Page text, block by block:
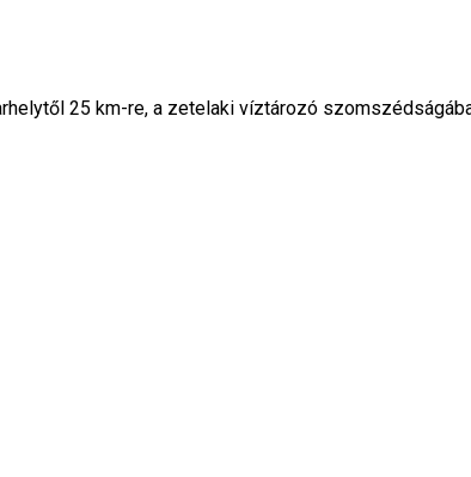
25 km-re, a zetelaki víztározó